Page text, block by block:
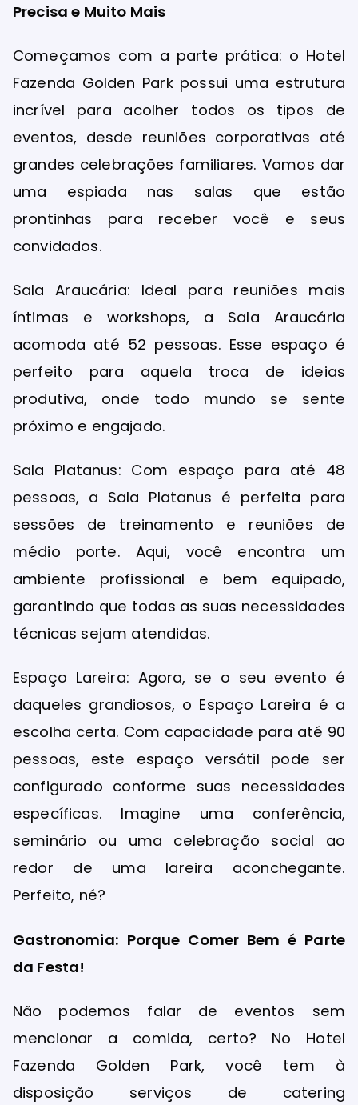
Precisa e Muito Mais
Começamos com a parte prática: o Hotel
Fazenda Golden Park possui uma estrutura
incrível para acolher todos os tipos de
eventos, desde reuniões corporativas até
grandes celebrações familiares. Vamos dar
uma espiada nas salas que estão
prontinhas para receber você e seus
convidados.
Sala Araucária: Ideal para reuniões mais
íntimas e workshops, a Sala Araucária
acomoda até 52 pessoas. Esse espaço é
perfeito para aquela troca de ideias
produtiva, onde todo mundo se sente
próximo e engajado.
Sala Platanus: Com espaço para até 48
pessoas, a Sala Platanus é perfeita para
sessões de treinamento e reuniões de
médio porte. Aqui, você encontra um
ambiente profissional e bem equipado,
garantindo que todas as suas necessidades
técnicas sejam atendidas.
Espaço Lareira: Agora, se o seu evento é
daqueles grandiosos, o Espaço Lareira é a
escolha certa. Com capacidade para até 90
pessoas, este espaço versátil pode ser
configurado conforme suas necessidades
específicas. Imagine uma conferência,
seminário ou uma celebração social ao
redor de uma lareira aconchegante.
Perfeito, né?
Gastronomia: Porque Comer Bem é Parte
da Festa!
Não podemos falar de eventos sem
mencionar a comida, certo? No Hotel
Fazenda Golden Park, você tem à
disposição serviços de catering